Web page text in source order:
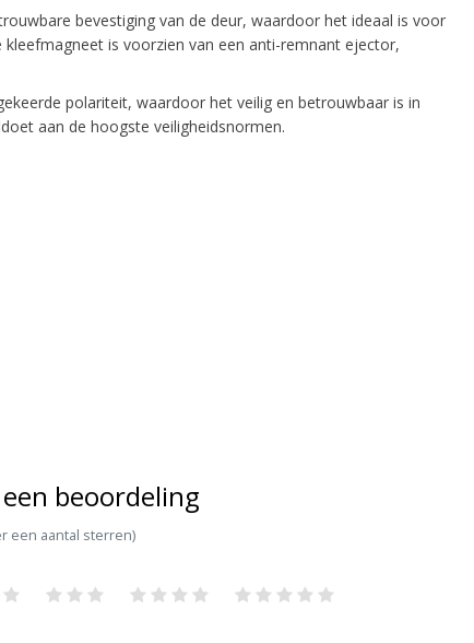
bevestiging van de deur, waardoor het ideaal is voor
is voorzien van een anti-remnant ejector,
polariteit, waardoor het veilig en betrouwbaar is in
aan de hoogste veiligheidsnormen.
beoordeling
een aantal sterren)